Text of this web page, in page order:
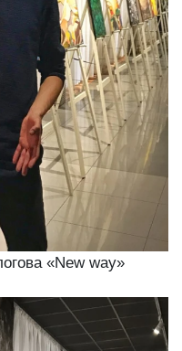
«New way»